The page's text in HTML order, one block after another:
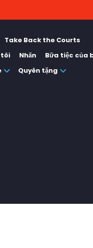
Take Back the Courts
tôi
Nhấn
Bữa tiệc của
Quyên tặng